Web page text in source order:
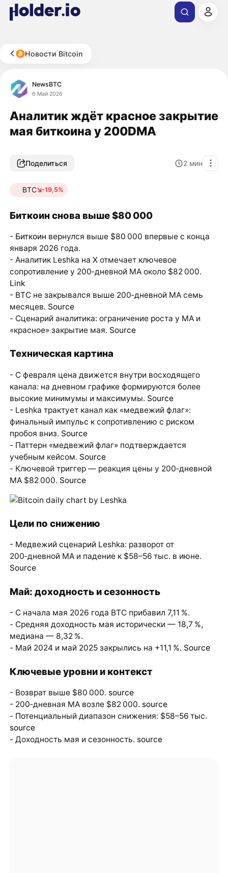
Новости Bitcoin
NewsBTC
6 Май 2026
Аналитик ждёт красное закрытие
мая биткоина у 200DMA
Поделиться 2 мин
BTC -19,5%
Биткоин снова выше $80 000
- Биткоин вернулся выше $80 000 впервые с конца
января 2026 года.
- Аналитик Leshka на X отмечает ключевое
сопротивление у 200‑дневной MA около $82 000.
Link
- BTC не закрывался выше 200‑дневной MA семь
месяцев. Source
- Сценарий аналитика: ограничение роста у MA и
«красное» закрытие мая. Source
Техническая картина
- С февраля цена движется внутри восходящего
канала: на дневном графике формируются более
высокие минимумы и максимумы. Source
- Leshka трактует канал как «медвежий флаг»:
финальный импульс к сопротивлению с риском
пробоя вниз. Source
- Паттерн «медвежий флаг» подтверждается
учебным кейсом. Source
- Ключевой триггер — реакция цены у 200‑дневной
MA $82 000. Source
Цели по снижению
- Медвежий сценарий Leshka: разворот от
200‑дневной MA и падение к $58–56 тыс. в июне.
Source
Май: доходность и сезонность
- С начала мая 2026 года BTC прибавил 7,11 %.
- Средняя доходность мая исторически — 18,7 %,
медиана — 8,32 %.
- Май 2024 и май 2025 закрылись на +11,1 %. Source
Ключевые уровни и контекст
- Возврат выше $80 000. source
- 200‑дневная MA возле $82 000. source
- Потенциальный диапазон снижения: $58–56 тыс.
source
- Доходность мая и сезонность. source